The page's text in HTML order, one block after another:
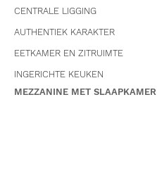
CENTRALE LIGGING
AUTHENTIEK KARAKTER
EETKAMER EN ZITRUIMTE
INGERICHTE KEUKEN
MEZZANINE MET SLAAPKAMER